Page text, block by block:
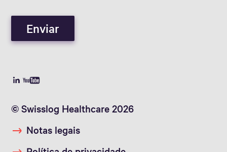
Enviar
© Swisslog Healthcare 2026
Notas legais